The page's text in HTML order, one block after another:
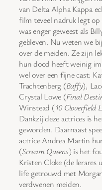
van Delta Alpha Kappa
film teveel nadruk legt
was enger geweest als
gebleven. Nu weten we
over de meiden. Ze zijn
hun dood heeft weinig
wel over een fijne cast:
Trachtenberg (Buffy),
Crystal Lowe (Final
Winstead (10 Cloverfield
Dankzij deze actrices is
geworden. Daarnaast
actrice Andrea Martin
(Scream Queens) is het
Kristen Cloke (de lerares
life getrouwd met
verdwenen meiden.